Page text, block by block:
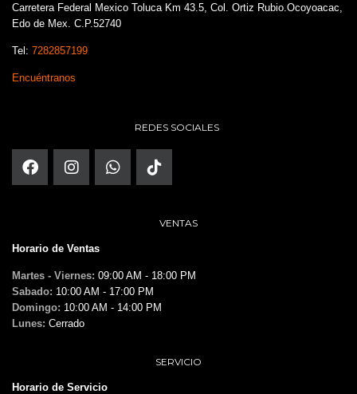
Carretera Federal Mexico Toluca Km 43.5, Col. Ortiz Rubio.Ocoyoacac,
Edo de Mex. C.P.52740
Tel: 7282857199
Encuéntranos
REDES SOCIALES
VENTAS
Horario de Ventas
Martes - Viernes: 09:00 AM - 18:00 PM
Sabado: 10:00 AM - 17:00 PM
Domingo: 10:00 AM - 14:00 PM
Lunes: Cerrado
SERVICIO
Horario de Servicio